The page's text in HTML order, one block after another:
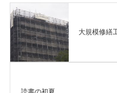
大規模修繕